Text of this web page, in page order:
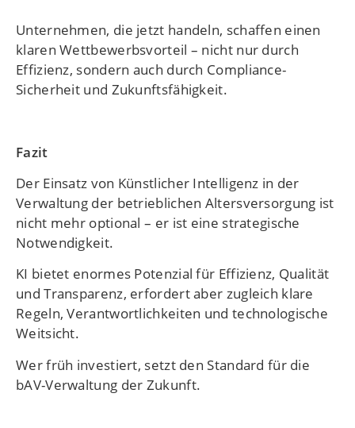
Unternehmen, die jetzt handeln, schaffen einen
klaren Wettbewerbsvorteil – nicht nur durch
Effizienz, sondern auch durch Compliance-
Sicherheit und Zukunftsfähigkeit.
Fazit
Der Einsatz von Künstlicher Intelligenz in der
Verwaltung der betrieblichen Altersversorgung ist
nicht mehr optional – er ist eine strategische
Notwendigkeit.
KI bietet enormes Potenzial für Effizienz, Qualität
und Transparenz, erfordert aber zugleich klare
Regeln, Verantwortlichkeiten und technologische
Weitsicht.
Wer früh investiert, setzt den Standard für die
bAV-Verwaltung der Zukunft.